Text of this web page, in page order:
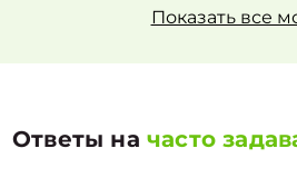
Показать все
Ответы начасто